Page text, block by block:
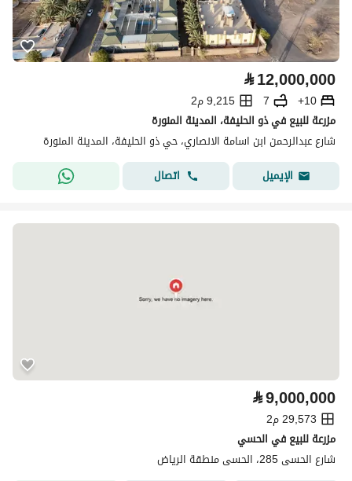
⃁12,000,000
10+
7
9,215 م2
مزرعة للبيع في ذو الحليفة، المدينة المنورة
شارع عبدالرحمن ابن اسامة الانصاري، حي ذو الحليفة، المدينة المنورة
الإيميل
اتصال
⃁9,000,000
29,573 م2
مزرعة للبيع في الحسي
شارع الحسى 285، الحسى منطقة الرياض